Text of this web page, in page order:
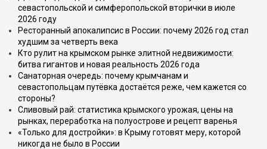
севастопольской и симферопольской вторички в июле
2026 году
Ресторанный апокалипсис в России: почему 2026 год стал
худшим за четверть века
Кто рулит на крымском рынке элитной недвижимости:
битва гигантов и новая реальность 2026 года
Санаторная очередь: почему крымчанам и
севастопольцам путёвка достаётся реже, чем кажется со
стороны?
Сливовый рай: статистика крымского урожая, цены на
рынках, переработка на полуострове и рецепт варенья
«Только для достройки»: в Крыму готовят меру, которой
никогда не было в России